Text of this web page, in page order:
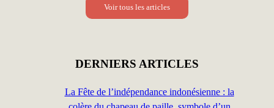
Voir tous les articles
DERNIERS ARTICLES
La Fête de l’indépendance indonésienne : la